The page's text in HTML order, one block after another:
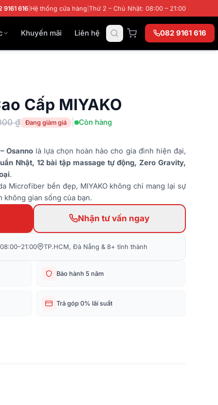
9161 616 Hệ thống cửa hàng Thứ 2 – Chủ Nhật: 08:00 – 21:00
Khuyến mãi Liên hệ 082 9161 616
Cấp MIYAKO
₫ Đang giảm giá | Còn hàng
Osannolà lựa chọn hoàn hảo cho gia đình hiện đại,
Nhật, 12 bài tập massage tự động, Zero Gravity,
.
Microfiber bền đẹp, MIYAKO không chỉ mang lại sự
không gian sống của bạn.
Nhận tư vấn ngay
TP.HCM, Đà Nẵng & 8+ tỉnh thành
Bảo hành 5 năm
Trả góp 0% lãi suất